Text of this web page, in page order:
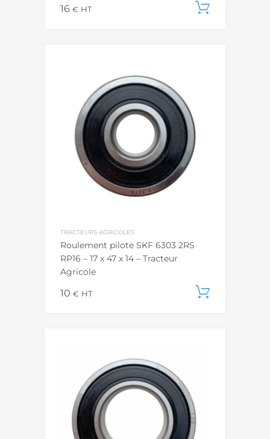
16 € HT
TRACTEURS AGRICOLES
Roulement pilote SKF 6303 2RS
RP16 – 17 x 47 x 14 – Tracteur
Agricole
10 € HT